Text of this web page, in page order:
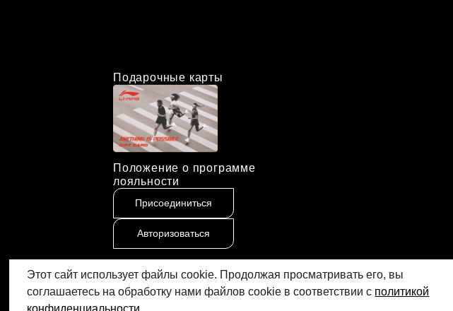
Подарочные карты
Положение о программе
лояльности
Присоединиться
Авторизоваться
Этот сайт использует файлы cookie. Продолжая просматривать его, вы
соглашаетесь на обработку нами файлов cookie в соответствии с политикой
конфиденциальности